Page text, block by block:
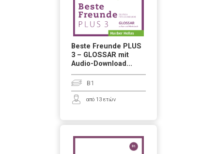
Beste Freunde PLUS
3 – GLOSSAR mit
Audio-Download...
B1
από 13 ετών